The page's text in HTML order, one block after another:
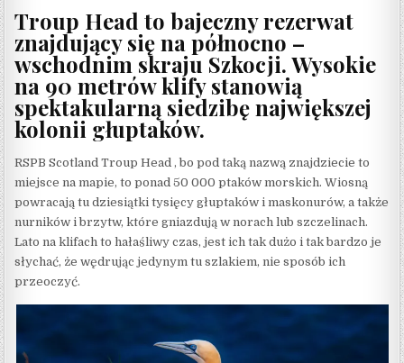
Troup Head to bajeczny rezerwat
znajdujący się na północno –
wschodnim skraju Szkocji. Wysokie
na 90 metrów klify stanowią
spektakularną siedzibę największej
kolonii głuptaków.
RSPB Scotland Troup Head , bo pod taką nazwą znajdziecie to
miejsce na mapie, to ponad 50 000 ptaków morskich. Wiosną
powracają tu dziesiątki tysięcy głuptaków i maskonurów, a także
nurników i brzytw, które gniazdują w norach lub szczelinach.
Lato na klifach to hałaśliwy czas, jest ich tak dużo i tak bardzo je
słychać, że wędrując jedynym tu szlakiem, nie sposób ich
przeoczyć.